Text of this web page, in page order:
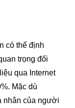
có thể định
trọng đối
qua Internet
Mặc dù
nhân của người